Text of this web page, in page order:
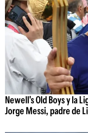
Newell's Old Boys y la
Jorge Messi, padre de